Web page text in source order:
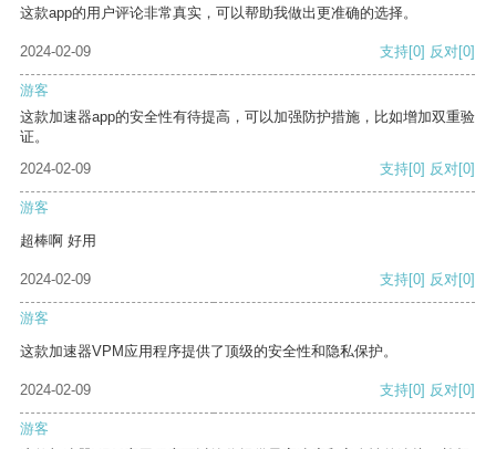
这款app的用户评论非常真实，可以帮助我做出更准确的选择。
2024-02-09 支持[0] 反对[0]
游客
这款加速器app的安全性有待提高，可以加强防护措施，比如增加双重验
证。
2024-02-09
支持[0] 反对[0]
游客
超棒啊 好用
2024-02-09 支持[0] 反对[0]
游客
这款加速器VPM应用程序提供了顶级的安全性和隐私保护。
2024-02-09 支持[0] 反对[0]
游客